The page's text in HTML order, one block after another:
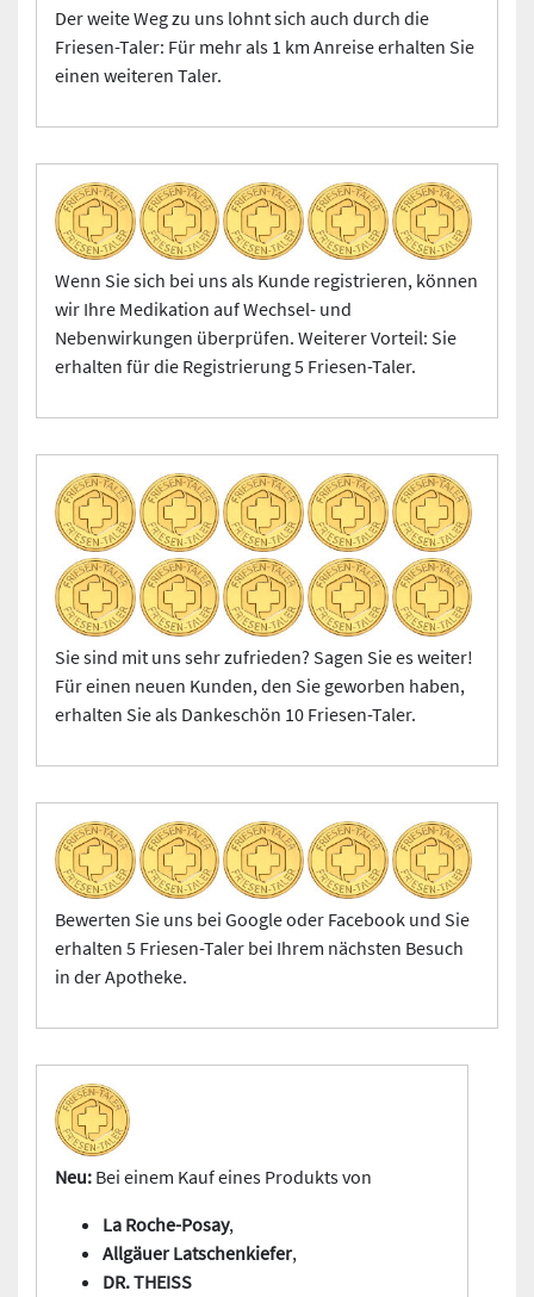
Der weite Weg zu uns lohnt sich auch durch die
Friesen-Taler: Für mehr als 1 km Anreise erhalten Sie
einen weiteren Taler.
Wenn Sie sich bei uns als Kunde registrieren, können
wir Ihre Medikation auf Wechsel- und
Nebenwirkungen überprüfen. Weiterer Vorteil: Sie
erhalten für die Registrierung 5 Friesen-Taler.
Sie sind mit uns sehr zufrieden? Sagen Sie es weiter!
Für einen neuen Kunden, den Sie geworben haben,
erhalten Sie als Dankeschön 10 Friesen-Taler.
Bewerten Sie uns bei Google oder Facebook und Sie
erhalten 5 Friesen-Taler bei Ihrem nächsten Besuch
in der Apotheke.
Neu: Bei einem Kauf eines Produkts von
La Roche-Posay,
Allgäuer Latschenkiefer,
DR. THEISS